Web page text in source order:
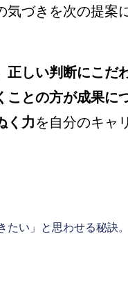
気づきを次の提案
正しい判断にこだ
ことの方が成果に
く力を自分のキャ
ョン
い」と思わせる秘訣。